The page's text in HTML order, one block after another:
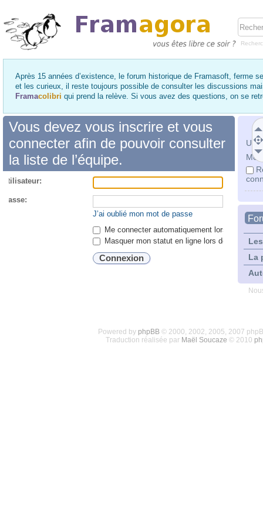
Après 15 années d’existence, le forum historique de Framasoft, ferme
et les curieux, il reste toujours possible de consulter les discussions
Framacolibri qui prend la relève. Si vous avez des questions, on se
Mot
La
Vous devez vous inscrire et vous
connecter afin de pouvoir consulter
la liste de l’équipe.
passe:
J’ai oublié mon mot de passe
Me connecter automatiquement lors de
Masquer mon statut en ligne lors de cette
Powered by phpBB© 2000, 2002, 2005, 2007
Traduction réalisée par Maël Soucaze © 2010